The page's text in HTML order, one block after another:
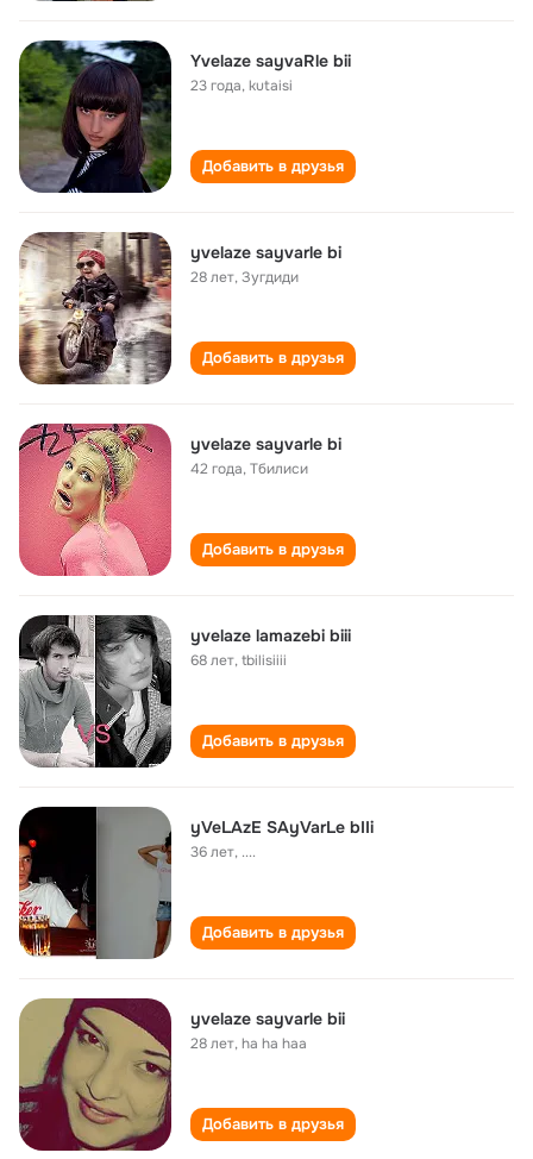
Yvelaze sayvaRle bii
23 года,kutaisi
Добавить в друзья
yvelaze sayvarle bi
28 лет,Зугдиди
Добавить в друзья
yvelaze sayvarle bi
42 года,Тбилиси
Добавить в друзья
yvelaze lamazebi biii
68 лет,tbilisiiii
Добавить в друзья
yVeLAzE SAyVarLe bIIi
36 лет, ....
Добавить в друзья
yvelaze sayvarle bii
28 лет,ha ha haa
Добавить в друзья